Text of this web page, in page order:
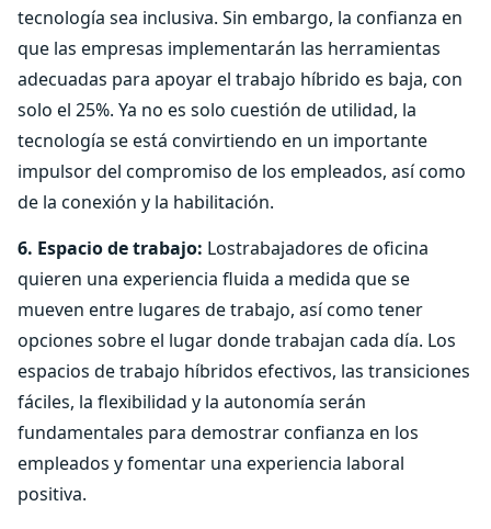
tecnología sea inclusiva. Sin embargo, la confianza en
que las empresas implementarán las herramientas
adecuadas para apoyar el trabajo híbrido es baja, con
solo el 25%. Ya no es solo cuestión de utilidad, la
tecnología se está convirtiendo en un importante
impulsor del compromiso de los empleados, así como
de la conexión y la habilitación.
6. Espacio de trabajo: Lostrabajadores de oficina
quieren una experiencia fluida a medida que se
mueven entre lugares de trabajo, así como tener
opciones sobre el lugar donde trabajan cada día. Los
espacios de trabajo híbridos efectivos, las transiciones
fáciles, la flexibilidad y la autonomía serán
fundamentales para demostrar confianza en los
empleados y fomentar una experiencia laboral
positiva.